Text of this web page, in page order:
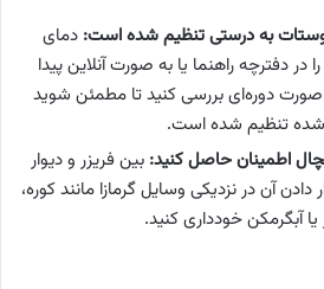
به درستی تنظیم شده است: دمای
در دفترچه راهنما یا به صورت آنلاین پیدا
صورت دوره‌ای بررسی کنید تا مطمئن شوید
تنظیم شده است.
اطمینان حاصل کنید: بین فریزر و دیوار
دادن آن در نزدیکی وسایل گرمازا مانند کوره،
آبگرمکن خودداری کنید.